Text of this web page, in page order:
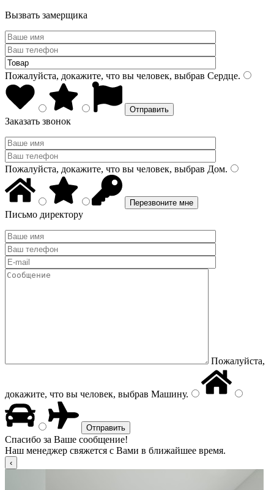
Вызвать замерщика
Пожалуйста, докажите, что вы человек, выбрав Сердце.
Заказать звонок
Пожалуйста, докажите, что вы человек, выбрав Дом.
Письмо директору
Пожалуйста,
докажите, что вы человек, выбрав Машину.
Спасибо за Ваше сообщение!
Наш менеджер свяжется с Вами в ближайшее время.